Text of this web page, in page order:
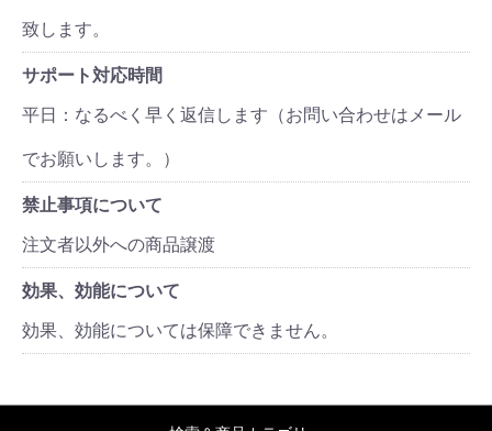
致します。
サポート対応時間
平日：なるべく早く返信します（お問い合わせはメール
でお願いします。）
禁止事項について
注文者以外への商品譲渡
効果、効能について
効果、効能については保障できません。